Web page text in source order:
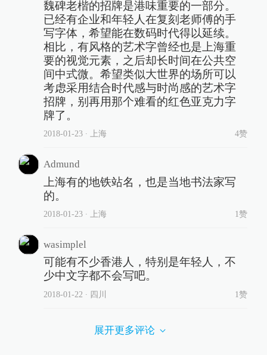
魏碑老楷的招牌是港味重要的一部分。
已经有企业和年轻人在复刻老师傅的手
写字体，希望能在数码时代得以延续。
相比，有风格的艺术字曾经也是上海重
要的视觉元素，之后却长时间在公共空
间中式微。希望类似大世界的场所可以
考虑采用结合时代感与时尚感的艺术字
招牌，别再用那个难看的红色亚克力字
牌了。
2018-01-23∙ 上海 4赞
Admund
上海有的地铁站名，也是当地书法家写
的。
2018-01-23∙ 上海 1赞
wasimplel
可能有不少香港人，特别是年轻人，不
少中文字都不会写吧。
2018-01-22 ∙ 四川 1赞
展开更多评论